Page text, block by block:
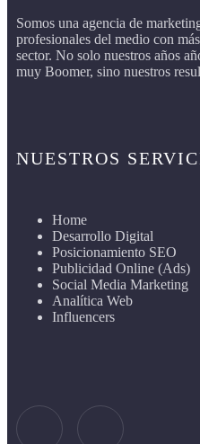
Somos una agencia de
profesionales del medio con
sector. No solo nuestros años
muy Boomer, sino nuestros
NUESTROS
Home
Desarrollo Digital
Posicionamiento SEO
Publicidad Online (Ads)
Social Media Marketing
Analítica Web
Influencers